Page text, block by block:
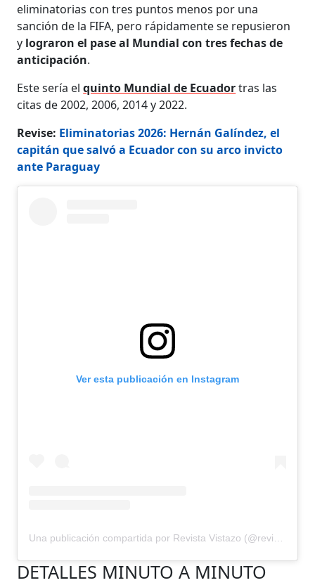
eliminatorias con tres puntos menos por una
sanción de la FIFA, pero rápidamente se repusieron
y lograron el pase al Mundial con tres fechas de
anticipación.
Este sería elquinto Mundial de Ecuadortras las
citas de 2002, 2006, 2014 y 2022.
Revise: Eliminatorias 2026: Hernán Galíndez, el
capitán que salvó a Ecuador con su arco invicto
ante Paraguay
Ver esta publicación en Instagram
DETALLES MINUTO A MINUTO